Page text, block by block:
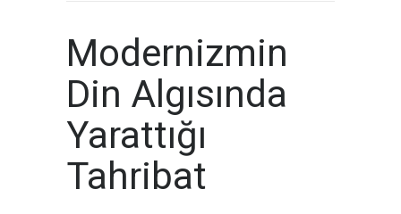
Modernizmin
Din Algısında
Yarattığı
Tahribat